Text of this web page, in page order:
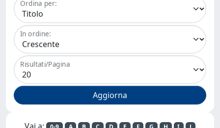
Ordina per:
In ordine:
Risultati/Pagina